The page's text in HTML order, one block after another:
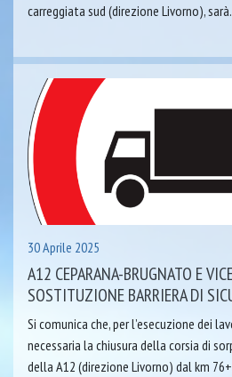
carreggiata sud (direzione Livorno),
30 Aprile 2025
A12 CEPARANA-BRUGNATO E
SOSTITUZIONE BARRIERA DI
Si comunica che, per l’esecuzione dei
necessaria la chiusura della corsia di
della A12 (direzione Livorno) dal km